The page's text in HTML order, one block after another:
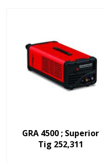
GRA 4500 ; Superior
Tig 252,311